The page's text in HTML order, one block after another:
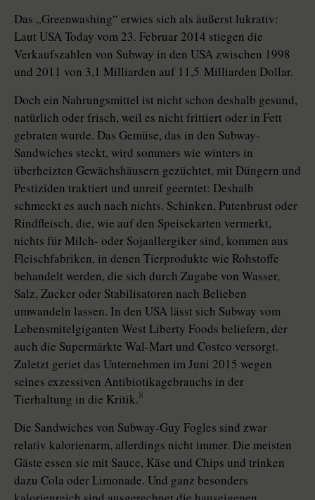
Das „Greenwashing“ erwies sich als äußerst lukrativ:
Laut USA Today vom 23. Februar 2014 stiegen die
Verkaufszahlen von Subway in den USA zwischen 1998
und 2011 von 3,1 Milliarden auf 11,5 Milliarden Dollar.
Doch ein Nahrungsmittel ist nicht schon deshalb gesund,
natürlich oder frisch, weil es nicht frittiert oder in Fett
gebraten wurde. Das Gemüse, das in den Subway-
Sandwiches steckt, wird sommers wie winters in
überheizten Gewächshäusern gezüchtet, mit Düngern und
Pestiziden traktiert und unreif geerntet: Deshalb
schmeckt es auch nach nichts. Schinken, Putenbrust oder
Rindfleisch, die, wie auf den Speisekarten vermerkt,
nichts für Milch- oder Sojaallergiker sind, kommen aus
Fleischfabriken, in denen Tierprodukte wie Rohstoffe
behandelt werden, die sich durch Zugabe von Wasser,
Salz, Zucker oder Stabilisatoren nach Belieben
umwandeln lassen. In den USA lässt sich Subway vom
Lebensmitelgiganten West Liberty Foods beliefern, der
auch die Supermärkte Wal-Mart und Costco versorgt.
Zuletzt geriet das Unternehmen im Juni 2015 wegen
seines exzessiven Antibiotikagebrauchs in der
Tierhaltung in die Kritik.8
Die Sandwiches von Subway-Guy Fogles sind zwar
relativ kalorienarm, allerdings nicht immer. Die meisten
Gäste essen sie mit Sauce, Käse und Chips und trinken
dazu Cola oder Limonade. Und ganz besonders